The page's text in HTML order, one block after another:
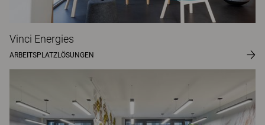
Vinci Energies
ARBEITSPLATZLÖSUNGEN